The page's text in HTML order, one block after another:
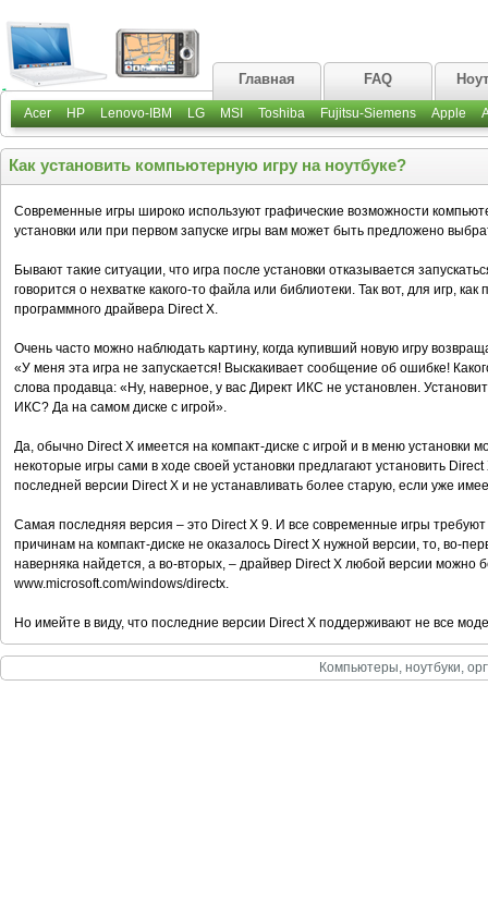
Главная FAQ
Acer HP Lenovo-IBM LG MSI Toshiba Fujitsu-Siemens Apple
Как установить компьютерную игру на ноутбуке?
Современные игры широко используют графические возможности
установки или при первом запуске игры вам может быть предложено
Бывают такие ситуации, что игра после установки отказывается
говорится о нехватке какого-то файла или библиотеки. Так вот, для игр,
программного драйвера Direct X.
Очень часто можно наблюдать картину, когда купивший новую игру
«У меня эта игра не запускается! Выскакивает сообщение об ошибке!
слова продавца: «Ну, наверное, у вас Директ ИКС не установлен.
ИКС? Да на самом диске с игрой».
Да, обычно Direct X имеется на компакт-диске с игрой и в меню установки
некоторые игры сами в ходе своей установки предлагают установить
последней версии Direct X и не устанавливать более старую, если уже
Самая последняя версия – это Direct X 9. И все современные игры
причинам на компакт-диске не оказалось Direct X нужной версии, то, во-
наверняка найдется, а во-вторых, – драйвер Direct X любой версии можно
www.microsoft.com/windows/directx.
Но имейте в виду, что последние версии Direct X поддерживают не все
Компьютеры, ноутбуки,